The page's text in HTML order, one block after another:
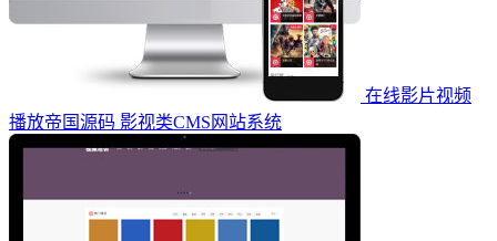
在线影片视频
播放帝国源码 影视类CMS网站系统